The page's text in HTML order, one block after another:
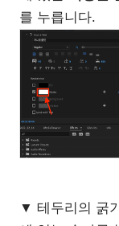
를 누릅니다.
▼ 테두리의 굵